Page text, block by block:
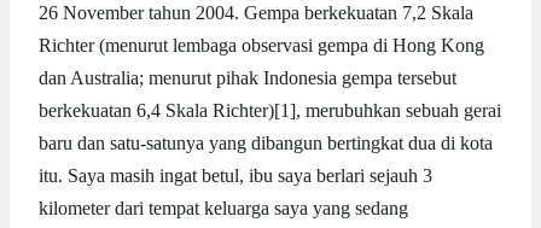
26 November tahun 2004. Gempa berkekuatan 7,2 Skala
Richter (menurut lembaga observasi gempa di Hong Kong
dan Australia; menurut pihak Indonesia gempa tersebut
berkekuatan 6,4 Skala Richter)[1], merubuhkan sebuah gerai
baru dan satu-satunya yang dibangun bertingkat dua di kota
itu. Saya masih ingat betul, ibu saya berlari sejauh 3
kilometer dari tempat keluarga saya yang sedang